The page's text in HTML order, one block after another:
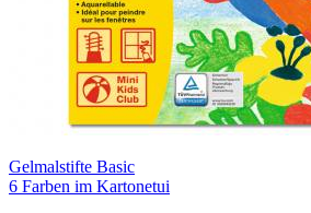
Gelmalstifte Basic
6 Farben im Kartonetui